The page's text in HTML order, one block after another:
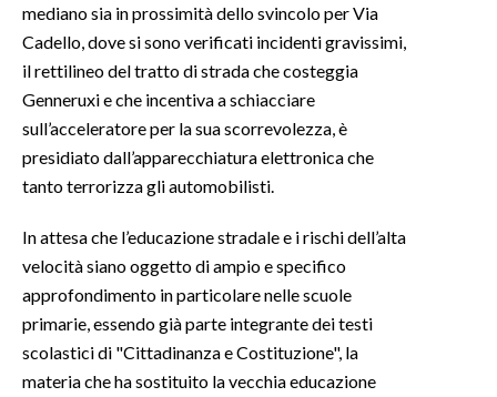
mediano sia in prossimità dello svincolo per Via
Cadello, dove si sono verificati incidenti gravissimi,
il rettilineo del tratto di strada che costeggia
Genneruxi e che incentiva a schiacciare
sull’acceleratore per la sua scorrevolezza, è
presidiato dall’apparecchiatura elettronica che
tanto terrorizza gli automobilisti.
In attesa che l’educazione stradale e i rischi dell’alta
velocità siano oggetto di ampio e specifico
approfondimento in particolare nelle scuole
primarie, essendo già parte integrante dei testi
scolastici di "Cittadinanza e Costituzione", la
materia che ha sostituito la vecchia educazione